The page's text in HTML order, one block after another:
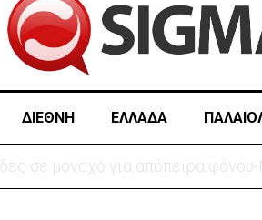
ΔΙΕΘΝΗ ΕΛΛΑΔΑ
Ιράν: Απορρίπτει τη συμφωνία Σ.